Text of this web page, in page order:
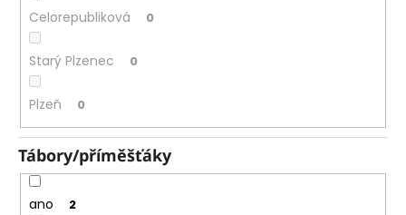
Celorepubliková 0
Starý Plzenec 0
Plzeň 0
Tábory/příměšťáky
ano 2